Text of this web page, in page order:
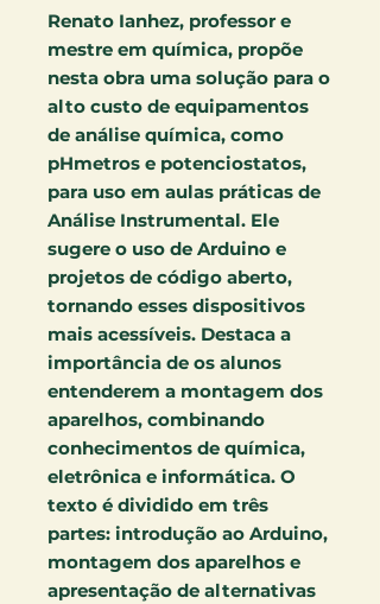
Renato Ianhez, professor e
mestre em química, propõe
nesta obra uma solução para o
alto custo de equipamentos
de análise química, como
pHmetros e potenciostatos,
para uso em aulas práticas de
Análise Instrumental. Ele
sugere o uso de Arduino e
projetos de código aberto,
tornando esses dispositivos
mais acessíveis. Destaca a
importância de os alunos
entenderem a montagem dos
aparelhos, combinando
conhecimentos de química,
eletrônica e informática. O
texto é dividido em três
partes: introdução ao Arduino,
montagem dos aparelhos e
apresentação de alternativas